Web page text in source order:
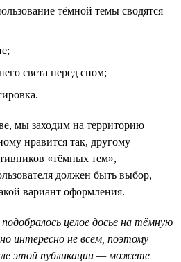
тёмной темы сводятся
света перед сном;
мы заходим на территорию
нравится так, другому —
«тёмных тем»,
должен быть выбор,
вариант оформления.
целое досье на тёмную
интересно не всем, поэтому
этой публикации — можете